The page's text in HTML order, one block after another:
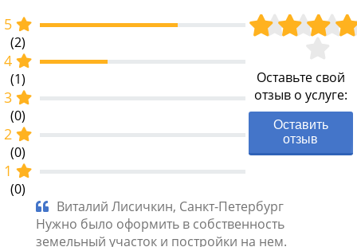
5
(2)
4
(1)
3
(0)
2
(0)
1
(0)
Оставьте свой
отзыв о услуге:
Оставить
отзыв
Виталий Лисичкин, Санкт-Петербург
Нужно было оформить в собственность
земельный участок и постройки на нем.